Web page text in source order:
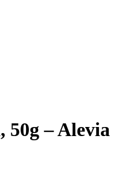
50g – Alevia